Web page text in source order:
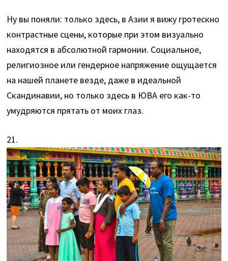
Ну вы поняли: только здесь, в Азии я вижу гротескно
контрастные сцены, которые при этом визуально
находятся в абсолютной гармонии. Социальное,
религиозное или гендерное напряжение ощущается
на нашей планете везде, даже в идеальной
Скандинавии, но только здесь в ЮВА его как-то
умудряются прятать от моих глаз.
21.